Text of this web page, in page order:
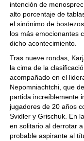
intención de
alto porcentaje de
el sinónimo de
los más emocionantes
dicho acontecimiento.
Tras nueve rondas,
la cima de la
acompañado en el
Nepomniachtchi, que
partida increíblemente
jugadores de 20 años
Svidler y Grischuk. En
en solitario al derrotar
probable aspirante al